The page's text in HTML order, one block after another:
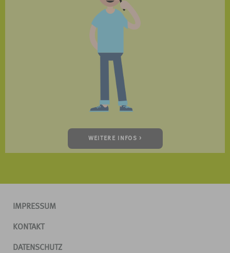
WEITERE INFOS >
IMPRESSUM
KONTAKT
DATENSCHUTZ